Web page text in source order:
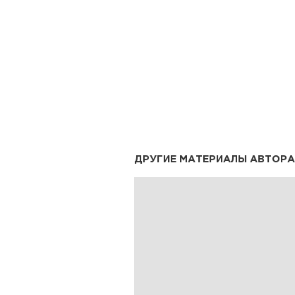
ДРУГИЕ МАТЕРИАЛЫ АВТОРА